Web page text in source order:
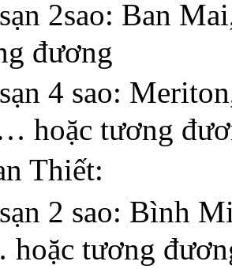
2sao: Ban
đương
4 sao:
hoặc tương
Thiết:
2 sao: Bình
tương